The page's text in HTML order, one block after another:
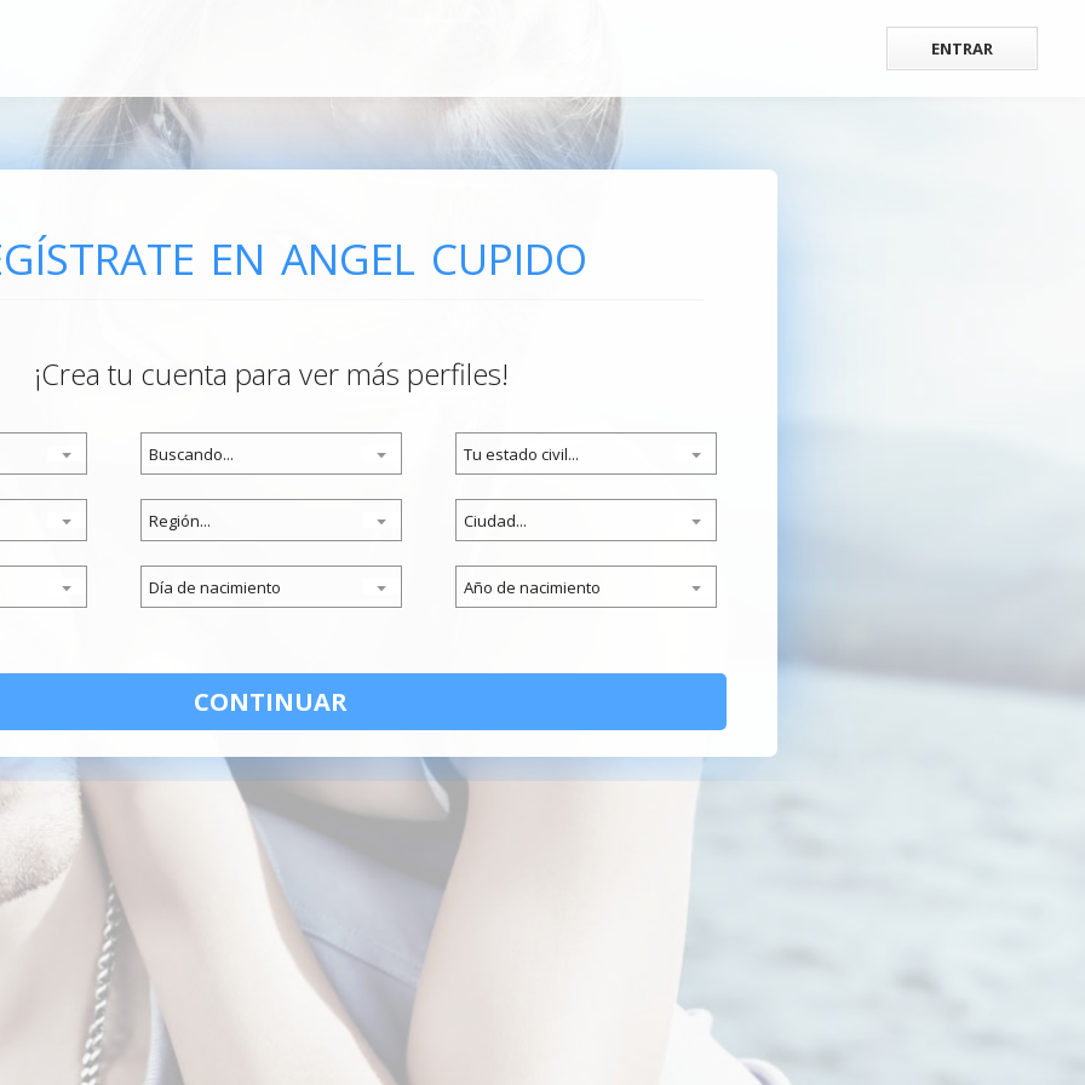
ENTRAR
EN ANGEL CUPIDO
¡Crea tu cuenta para ver más perfiles!